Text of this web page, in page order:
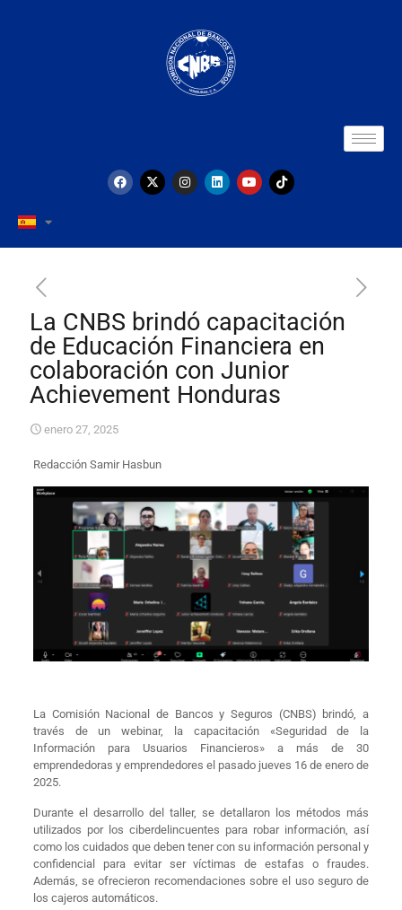
La CNBS brindó capacitación
de Educación Financiera en
colaboración con Junior
Achievement Honduras
enero 27, 2025
Redacción Samir Hasbun
La Comisión Nacional de Bancos y Seguros (CNBS) brindó, a
través de un webinar, la capacitación «Seguridad de la
Información para Usuarios Financieros» a más de 30
emprendedoras y emprendedores el pasado jueves 16 de enero de
2025.
Durante el desarrollo del taller, se detallaron los métodos más
utilizados por los ciberdelincuentes para robar información, así
como los cuidados que deben tener con su información personal y
confidencial para evitar ser víctimas de estafas o fraudes.
Además, se ofrecieron recomendaciones sobre el uso seguro de
los cajeros automáticos.